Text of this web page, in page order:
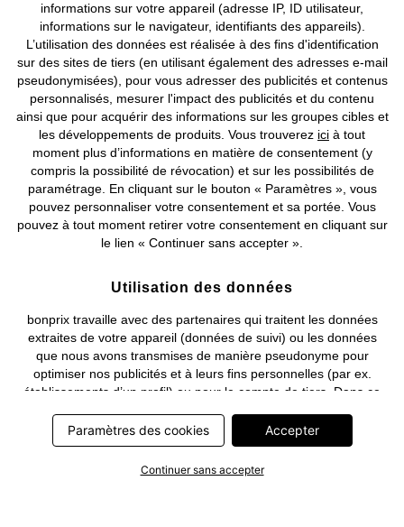
CGV Données personnelles Paramètres des cookies
Mentions légales Résilier le contrat
©2026 bonprix.Tous droits réservés.
Deutsch Français
informations sur votre appareil (adresse IP, ID utilisateur,
informations sur le navigateur, identifiants des appareils).
L’utilisation des données est réalisée à des fins d'identification
sur des sites de tiers (en utilisant également des adresses e-mail
pseudonymisées), pour vous adresser des publicités et contenus
personnalisés, mesurer l'impact des publicités et du contenu
ainsi que pour acquérir des informations sur les groupes cibles et
les développements de produits. Vous trouverez ici à tout
moment plus d’informations en matière de consentement (y
compris la possibilité de révocation) et sur les possibilités de
paramétrage. En cliquant sur le bouton « Paramètres », vous
pouvez personnaliser votre consentement et sa portée. Vous
pouvez à tout moment retirer votre consentement en cliquant sur
le lien « Continuer sans accepter ».
Utilisation des données
bonprix travaille avec des partenaires qui traitent les données
extraites de votre appareil (données de suivi) ou les données
que nous avons transmises de manière pseudonyme pour
optimiser nos publicités et à leurs fins personnelles (par ex.
établissements d’un profil) ou pour le compte de tiers. Dans ce
transmission de vos données pseudonymisées mais également
le traitement ultérieur de ces données par ce prestataire
nécessitent un consentement. Les données de suivi seront alors
Paramètres des cookies Accepter
Continuer sans accepter